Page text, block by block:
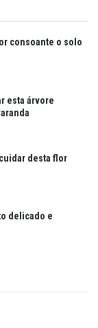
consoante o solo
esta árvore
desta flor
delicado e